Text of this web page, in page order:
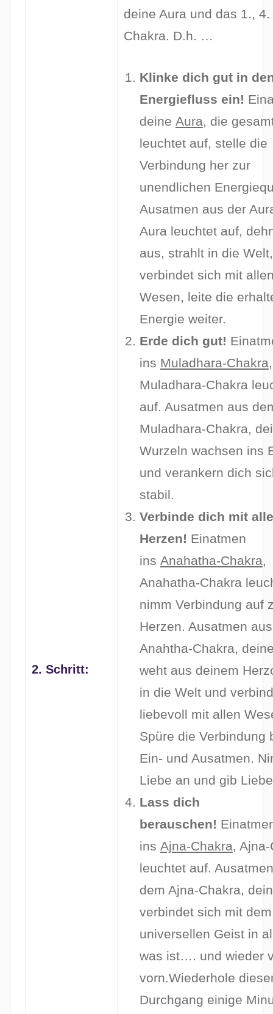
2. Schritt:
deine Aura und das 1.,
Chakra. D.h. …
Klinke dich gut in
Energiefluss ein!
deine Aura, die
leuchtet auf, stelle die
Verbindung her zur
unendlichen
Ausatmen aus der
Aura leuchtet auf,
aus, strahlt in die Welt,
verbindet sich mit
Wesen, leite die
Energie weiter.
Erde dich gut!
ins Muladhara-Chakra,
Muladhara-Chakra
auf. Ausatmen aus
Muladhara-Chakra,
Wurzeln wachsen ins
und verankern dich
stabil.
Verbinde dich mit
Herzen! Einatmen
ins Anahatha-Chakra,
Anahatha-Chakra
nimm Verbindung auf
Herzen. Ausatmen
Anahtha-Chakra,
weht aus deinem
in die Welt und
liebevoll mit allen
Spüre die Verbindung
Ein- und Ausatmen.
Liebe an und gib
Lass dich
berauschen!
ins Ajna-Chakra,
leuchtet auf.
dem Ajna-Chakra,
verbindet sich mit dem
universellen Geist in
was ist…. und wieder
vorn.Wiederhole
Durchgang einige